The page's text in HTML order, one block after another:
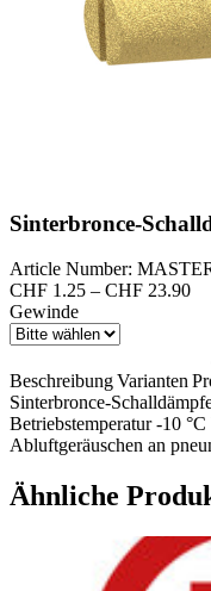
Sinterbronce-
Article Number:
CHF 1.25 – CHF 23.90
Gewinde
BeschreibungVarianten
Sinterbronce-
Betriebstemperatur -10
Abluftgeräuschen an
Ähnliche